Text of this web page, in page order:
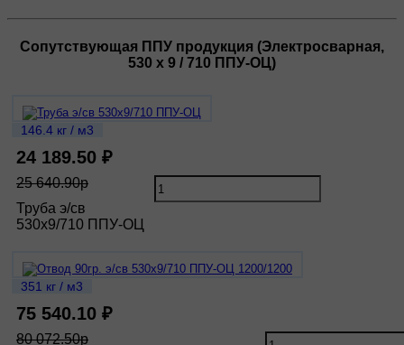
Сопутствующая ППУ продукция (Электросварная,
530 х 9 / 710 ППУ-ОЦ)
146.4 кг / м3
24 189.50 ₽
25 640.90р
Труба э/св
530х9/710 ППУ-ОЦ
351 кг / м3
75 540.10 ₽
80 072.50р